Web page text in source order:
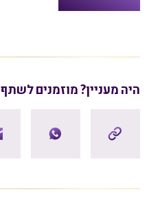
היה מעניין? מוזמנים לשתף